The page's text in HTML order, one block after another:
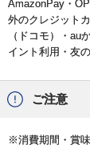
AmazonPay・
外のクレジット
（ドコモ）・au
イント利用・友
ご注意
※消費期間・賞